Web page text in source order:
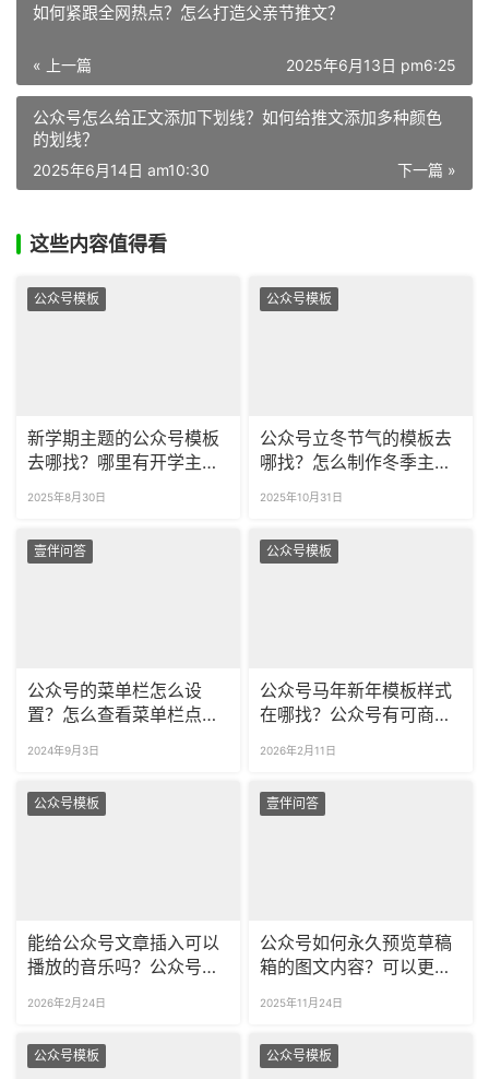
如何紧跟全网热点？怎么打造父亲节推文？
« 上一篇 2025年6月13日 pm6:25
公众号怎么给正文添加下划线？如何给推文添加多种颜色
的划线？
下一篇 »
2025年6月14日 am10:30
这些内容值得看
公众号模板
新学期主题的公众号模板
去哪找？哪里有开学主题
2025年8月30日
公众号模板
公众号立冬节气的模板去
哪找？怎么制作冬季主题
2025年10月31日
壹伴问答
公众号的菜单栏怎么设
置？怎么查看菜单栏点击
2024年9月3日
公众号模板
公众号马年新年模板样式
在哪找？公众号有可商用
2026年2月11日
公众号模板
能给公众号文章插入可以
播放的音乐吗？公众号音
2026年2月24日
壹伴问答
公众号如何永久预览草稿
箱的图文内容？可以更新
2025年11月24日
公众号模板 公众号模板